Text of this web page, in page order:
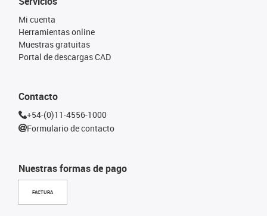
Nuestras formas de pago
FACTURA
Mi cuenta
Herramientas online
Muestras gratuitas
Portal de descargas CAD
Contacto
+54-(0)11-4556-1000
Formulario de contacto